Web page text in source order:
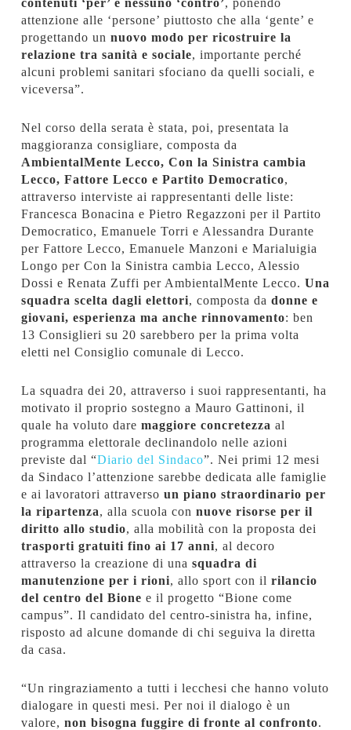
attenzione alle ‘persone’ piuttosto che alla ‘gente’ e
progettando un nuovo modo per ricostruire la
relazione tra sanità e sociale, importante perché
alcuni problemi sanitari sfociano da quelli sociali, e
viceversa”.
Nel corso della serata è stata, poi, presentata la
maggioranza consigliare, composta da
AmbientalMente Lecco, Con la Sinistra cambia
Lecco, Fattore Lecco e Partito Democratico,
attraverso interviste ai rappresentanti delle liste:
Francesca Bonacina e Pietro Regazzoni per il Partito
Democratico, Emanuele Torri e Alessandra Durante
per Fattore Lecco, Emanuele Manzoni e Marialuigia
Longo per Con la Sinistra cambia Lecco, Alessio
Dossi e Renata Zuffi per AmbientalMente Lecco. Una
squadra scelta dagli elettori, composta da donne e
giovani, esperienza ma anche rinnovamento: ben
13 Consiglieri su 20 sarebbero per la prima volta
eletti nel Consiglio comunale di Lecco.
La squadra dei 20, attraverso i suoi rappresentanti, ha
motivato il proprio sostegno a Mauro Gattinoni, il
quale ha voluto dare maggiore concretezza al
programma elettorale declinandolo nelle azioni
previste dal “Diario del Sindaco”. Nei primi 12 mesi
da Sindaco l’attenzione sarebbe dedicata alle famiglie
e ai lavoratori attraverso un piano straordinario per
la ripartenza, alla scuola con nuove risorse per il
diritto allo studio, alla mobilità con la proposta dei
trasporti gratuiti fino ai 17 anni, al decoro
attraverso la creazione di una squadra di
manutenzione per i rioni, allo sport con il rilancio
del centro del Bione e il progetto “Bione come
campus”. Il candidato del centro-sinistra ha, infine,
risposto ad alcune domande di chi seguiva la diretta
da casa.
“Un ringraziamento a tutti i lecchesi che hanno voluto
dialogare in questi mesi. Per noi il dialogo è un
valore, non bisogna fuggire di fronte al confronto.